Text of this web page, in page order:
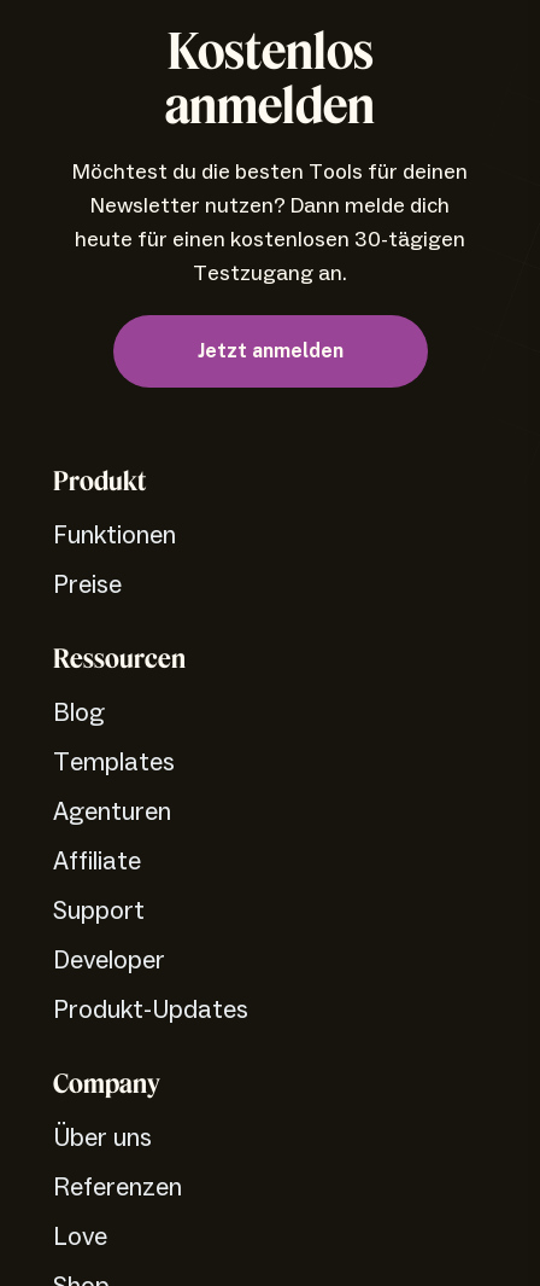
Kostenlos
anmelden
Möchtest du die besten Tools für deinen
Newsletter nutzen? Dann melde dich
heute für einen kostenlosen 30-tägigen
Testzugang an.
Jetzt anmelden
Produkt
Funktionen
Preise
Ressourcen
Blog
Templates
Agenturen
Affiliate
Support
Developer
Produkt-Updates
Company
Über uns
Referenzen
Love